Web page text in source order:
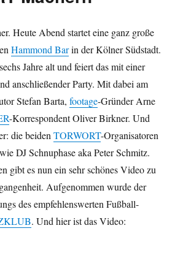
Heute Abend startet eine ganz große
Hammond Barin der Kölner Südstadt.
Jahre alt und feiert das mit einer
anschließender Party. Mit dabei am
Stefan Barta,footage-Gründer Arne
-Korrespondent Oliver Birkner. Und
die beidenTORWORT-Organisatoren
DJ Schnuphase aka Peter Schmitz.
gibt es nun ein sehr schönes Video zu
Aufgenommen wurde der
des empfehlenswerten Fußball-
. Und hier ist das Video: